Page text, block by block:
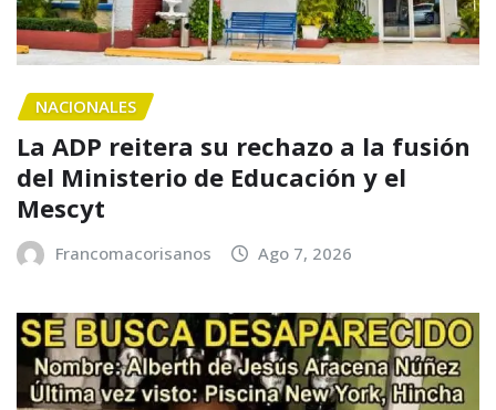
NACIONALES
La ADP reitera su rechazo a la fusión
del Ministerio de Educación y el
Mescyt
Francomacorisanos Ago 7, 2026